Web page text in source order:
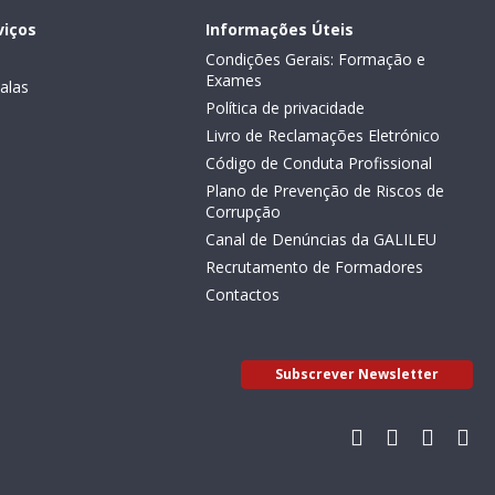
Informações Úteis
Condições Gerais: Formação e
Exames
Política de privacidade
Livro de Reclamações Eletrónico
Código de Conduta Profissional
Plano de Prevenção de Riscos de
Corrupção
Canal de Denúncias da GALILEU
Recrutamento de Formadores
Contactos
Subscrever Newsletter